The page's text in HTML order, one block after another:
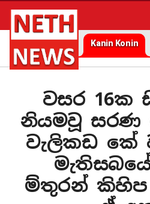
Kanin Konin
වසර 16ක
නියමවූ සරණ
වැලිකඩ කේ
ම්තුරන් කිහිප